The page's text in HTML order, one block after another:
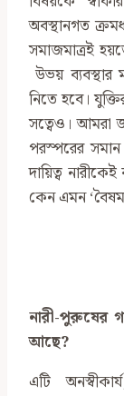
অবস্থানগত
সমাজমাত্রই
উভয়
নিতে হবে।
সত্বেও। আমরা
পরস্পরের
দায়িত্ব
কেন এমন
নারী-পুরুষের
আছে?
এটি